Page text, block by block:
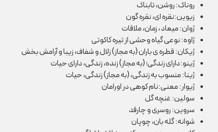
روناک: روشن، تابناک
زیوین:نقره ای، نقره گون
ژوان: میعاد ، زمان، ملاقات
ژاوه: نوعی گیاه وحشی از تیره کاکوتی
ژیکان: قطره ی باران (به مجاز) زلال و شفاف، زیبا و آرامش بخش
ژینو:دارای زندگی؛ (به مجاز) زنده، زندگی، دارای حیات
ژینا: منسوب به زندگی، (به مجاز) زندگی، حیات
ژیوار: معنی:نام کوهی در اورامان
سولین: غنچه گل
سروین: روسری و چارقد
شوانه: گله بان، چوپان